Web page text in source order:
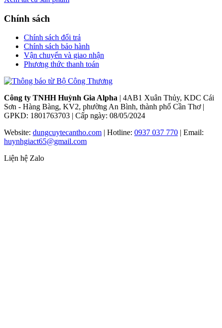
Chính sách
Chính sách đổi trả
Chính sách bảo hành
Vận chuyển và giao nhận
Phương thức thanh toán
Công ty TNHH Huỳnh Gia Alpha | 4AB1 Xuân Thủy, KDC Cái
Sơn - Hàng Bàng, KV2, phường An Bình, thành phố Cần Thơ |
GPKD: 1801763703 | Cấp ngày: 08/05/2024
Website: dungcuytecantho.com | Hotline: 0937 037 770 | Email:
huynhgiact65@gmail.com
Liện hệ Zalo